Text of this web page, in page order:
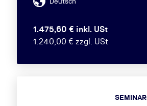
1.475,60 € inkl. USt
1.240,00 € zzgl. USt